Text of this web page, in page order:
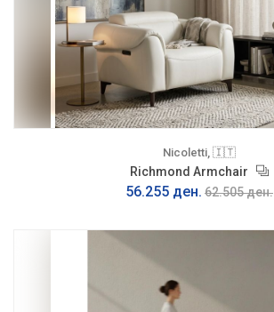
Nicoletti, 🇮🇹
Richmond Armchair
56.255 ден. 62.505 ден.